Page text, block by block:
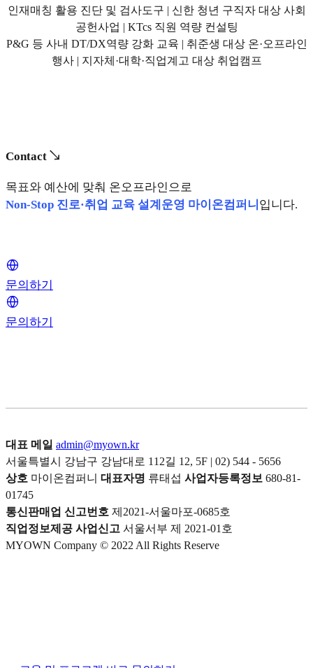
인재매칭 활용 진단 및 검사도구 | 신한 청년 구직자 대상 사회
공헌사업 | KTcs 직원 역량 컨설팅
P&G 등 사내 DT/DX역량 강화 교육 | 취준생 대상 온·오프라인
행사 | 지자체·대학·직업계고 대상 취업캠프
Contact ↘
목표와 예산에 맞춰 온오프라인으로
Non-Stop 진로·취업 교육 설계운영 마이온컴퍼니 입니다.
문의하기
문의하기
대표 메일 admin@myown.kr
서울특별시 강남구 강남대로 112길 12, 5F | 02) 544 - 5656
상호 마이온컴퍼니 대표자명 류태섭 사업자등록정보 680-81-
01745
통신판매업 신고번호 제2021-서울마포-0685호
직업정보제공 사업신고 서울서부 제 2021-01호
MYOWN Company © 2022 All Rights Reserve